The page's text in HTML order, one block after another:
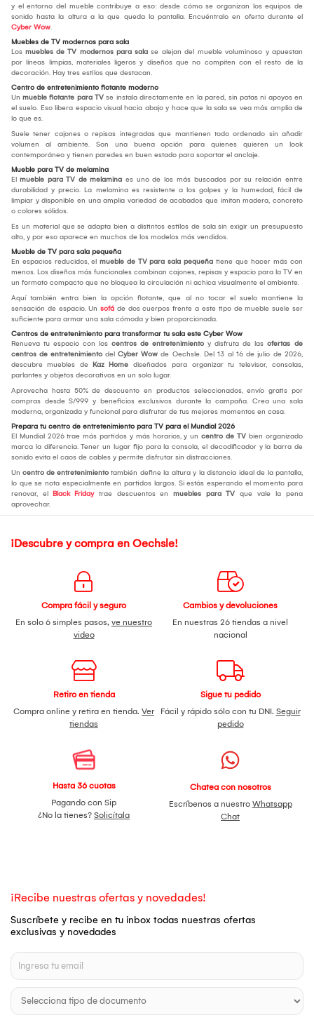
y el entorno del mueble contribuye a eso: desde cómo se organizan los equipos de
sonido hasta la altura a la que queda la pantalla. Encuéntralo en oferta durante el
Cyber Wow.
Muebles de TV modernos para sala
Los muebles de TV modernos para sala se alejan del mueble voluminoso y apuestan
por líneas limpias, materiales ligeros y diseños que no compiten con el resto de la
decoración. Hay tres estilos que destacan.
Centro de entretenimiento flotante moderno
Un mueble flotante para TV se instala directamente en la pared, sin patas ni apoyos en
el suelo. Eso libera espacio visual hacia abajo y hace que la sala se vea más amplia de
lo que es.
Suele tener cajones o repisas integradas que mantienen todo ordenado sin añadir
volumen al ambiente. Son una buena opción para quienes quieren un look
contemporáneo y tienen paredes en buen estado para soportar el anclaje.
Mueble para TV de melamina
El mueble para TV de melamina es uno de los más buscados por su relación entre
durabilidad y precio. La melamina es resistente a los golpes y la humedad, fácil de
limpiar y disponible en una amplia variedad de acabados que imitan madera, concreto
o colores sólidos.
Es un material que se adapta bien a distintos estilos de sala sin exigir un presupuesto
alto, y por eso aparece en muchos de los modelos más vendidos.
Mueble de TV para sala pequeña
En espacios reducidos, el mueble de TV para sala pequeña tiene que hacer más con
menos. Los diseños más funcionales combinan cajones, repisas y espacio para la TV en
un formato compacto que no bloquea la circulación ni achica visualmente el ambiente.
Aquí también entra bien la opción flotante, que al no tocar el suelo mantiene la
sensación de espacio. Un sofá de dos cuerpos frente a este tipo de mueble suele ser
suficiente para armar una sala cómoda y bien proporcionada.
Centros de entretenimiento para transformar tu sala este Cyber Wow
Renueva tu espacio con los centros de entretenimiento y disfruta de las ofertas de
centros de entretenimiento del Cyber Wow de Oechsle. Del 13 al 16 de julio de 2026,
descubre muebles de Kaz Home diseñados para organizar tu televisor, consolas,
parlantes y objetos decorativos en un solo lugar.
Aprovecha hasta 50% de descuento en productos seleccionados, envío gratis por
compras desde S/999 y beneficios exclusivos durante la campaña. Crea una sala
moderna, organizada y funcional para disfrutar de tus mejores momentos en casa.
Prepara tu centro de entretenimiento para TV para el Mundial 2026
El Mundial 2026 trae más partidos y más horarios, y un centro de TV bien organizado
marca la diferencia. Tener un lugar fijo para la consola, el decodificador y la barra de
sonido evita el caos de cables y permite disfrutar sin distracciones.
Un centro de entretenimiento también define la altura y la distancia ideal de la pantalla,
lo que se nota especialmente en partidos largos. Si estás esperando el momento para
renovar, el Black Fridaytrae descuentos en muebles para TV que vale la pena
aprovechar.
¡Descubre y compra en Oechsle!
Compra fácil y seguro
En solo 6 simples pasos, ve nuestro
video
Cambios y devoluciones
En nuestras 26 tiendas a nivel
nacional
Retiro en tienda
Compra online y retira en tienda. Ver
tiendas
Sigue tu pedido
Fácil y rápido sólo con tu DNI. Seguir
pedido
Hasta 36 cuotas
Pagando con Sip
¿No la tienes? Solicítala
Chatea con nosotros
Escríbenos a nuestro Whatsapp
Chat
¡Recibe nuestras ofertas y novedades!
Suscríbete y recibe en tu inbox todas nuestras ofertas
exclusivas y novedades